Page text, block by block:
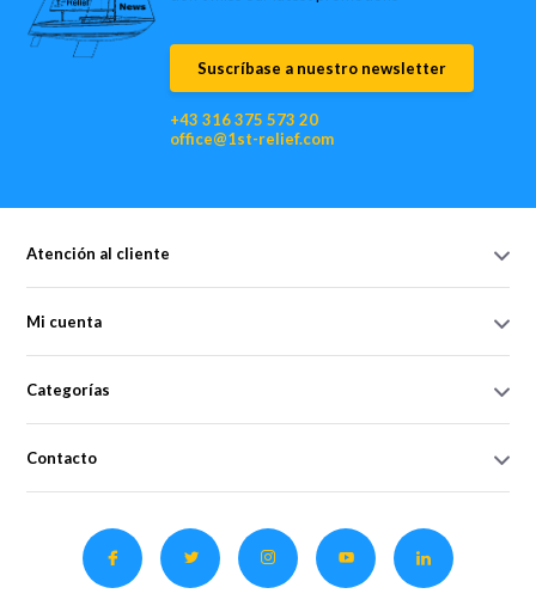
Suscríbase a nuestro newsletter
+43 316 375 573 20
office@1st-relief.com
Atención al cliente
Mi cuenta
Categorías
Contacto